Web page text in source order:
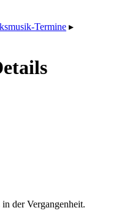
Termine ▸
der Vergangenheit.